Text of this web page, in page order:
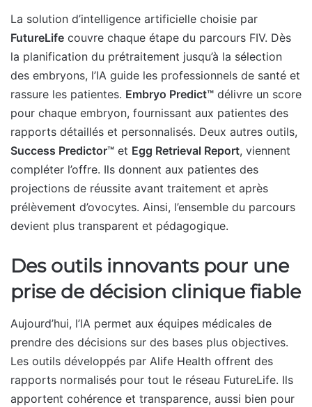
La solution d’intelligence artificielle choisie par
FutureLife couvre chaque étape du parcours FIV. Dès
la planification du prétraitement jusqu’à la sélection
des embryons, l’IA guide les professionnels de santé et
rassure les patientes. Embryo Predict™ délivre un score
pour chaque embryon, fournissant aux patientes des
rapports détaillés et personnalisés. Deux autres outils,
Success Predictor™ et Egg Retrieval Report, viennent
compléter l’offre. Ils donnent aux patientes des
projections de réussite avant traitement et après
prélèvement d’ovocytes. Ainsi, l’ensemble du parcours
devient plus transparent et pédagogique.
Des outils innovants pour une
prise de décision clinique fiable
Aujourd’hui, l’IA permet aux équipes médicales de
prendre des décisions sur des bases plus objectives.
Les outils développés par Alife Health offrent des
rapports normalisés pour tout le réseau FutureLife. Ils
apportent cohérence et transparence, aussi bien pour